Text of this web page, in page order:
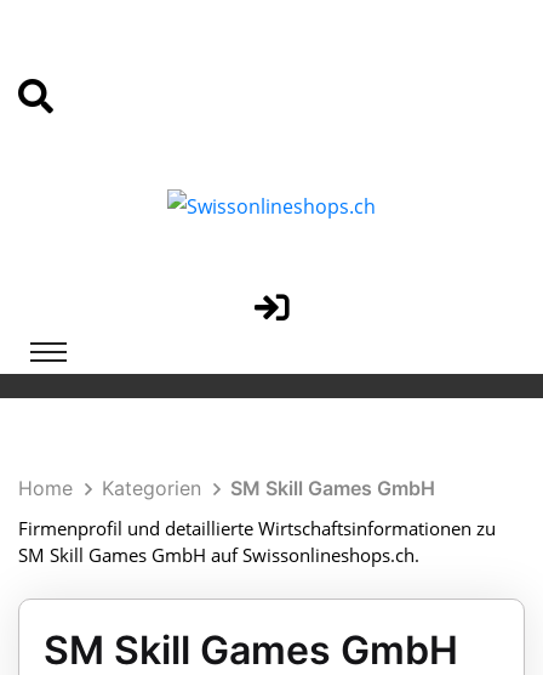
Home Kategorien
SM Skill Games GmbH
Firmenprofil und detaillierte Wirtschaftsinformationen zu
SM Skill Games GmbH auf Swissonlineshops.ch.
SM Skill Games GmbH